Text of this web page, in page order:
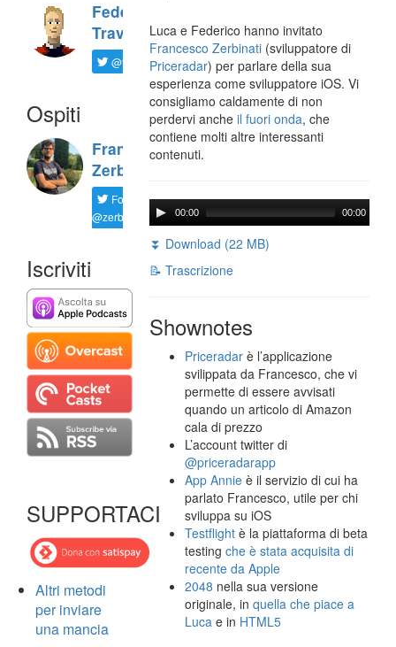
Federico
Travaini
@ftrava
Ospiti
Francesco
Zerbinati
Follow
@zerbfra
Iscriviti
SUPPORTACI
Altri metodi
per inviare
una mancia
Luca e Federico hanno invitato
Francesco Zerbinati (sviluppatore di
Priceradar) per parlare della sua
esperienza come sviluppatore iOS. Vi
consigliamo caldamente di non
perdervi ancheil fuori onda, che
contiene molti altre interessanti
contenuti.
00:00 00:00
⏬ Download (22 MB)
📝 Trascrizione
Shownotes
Priceradar è l’applicazione
svilippata da Francesco, che vi
permette di essere avvisati
quando un articolo di Amazon
cala di prezzo
L’account twitter di
@priceradarapp
App Annie è il servizio di cui ha
parlato Francesco, utile per chi
sviluppa su iOS
Testflight è la piattaforma di beta
testingche è stata acquisita di
recente da Apple
2048 nella sua versione
originale, inquella che piace a
Luca e in HTML5